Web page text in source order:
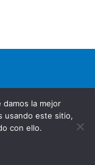
la mejor
usando este sitio,
con ello.